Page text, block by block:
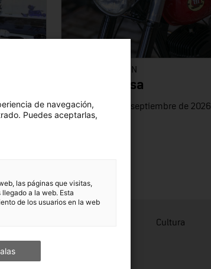
del
EN PREPARACIÓN
VIVA Montesa
A partir del 18 de septiembre de 2026
Cultura
de navegación,
Puedes aceptarlas,
las páginas que visitas,
a la web. Esta
de los usuarios en la web